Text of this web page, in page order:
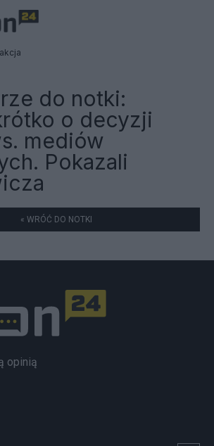
do notki:
o decyzji
mediów
Pokazali
« WRÓĆ DO NOTKI
opinią